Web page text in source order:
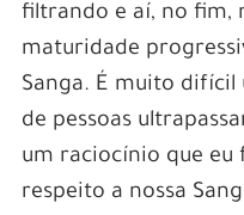
filtrando e aí, no fim,
maturidade
Sanga. É muito
de pessoas
um raciocínio que eu
respeito a nossa